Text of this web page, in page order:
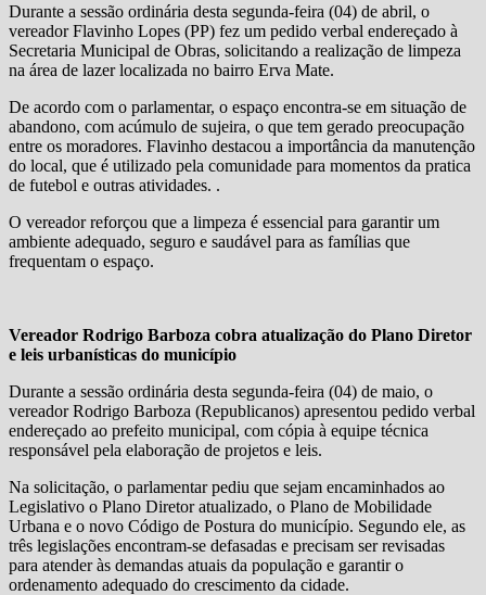
Durante a sessão ordinária desta segunda-feira (04) de abril, o
vereador Flavinho Lopes (PP) fez um pedido verbal endereçado à
Secretaria Municipal de Obras, solicitando a realização de limpeza
na área de lazer localizada no bairro Erva Mate.
De acordo com o parlamentar, o espaço encontra-se em situação de
abandono, com acúmulo de sujeira, o que tem gerado preocupação
entre os moradores. Flavinho destacou a importância da manutenção
do local, que é utilizado pela comunidade para momentos da pratica
de futebol e outras atividades. .
O vereador reforçou que a limpeza é essencial para garantir um
ambiente adequado, seguro e saudável para as famílias que
frequentam o espaço.
Vereador Rodrigo Barboza cobra atualização do Plano Diretor
e leis urbanísticas do município
Durante a sessão ordinária desta segunda-feira (04) de maio, o
vereador Rodrigo Barboza (Republicanos) apresentou pedido verbal
endereçado ao prefeito municipal, com cópia à equipe técnica
responsável pela elaboração de projetos e leis.
Na solicitação, o parlamentar pediu que sejam encaminhados ao
Legislativo o Plano Diretor atualizado, o Plano de Mobilidade
Urbana e o novo Código de Postura do município. Segundo ele, as
três legislações encontram-se defasadas e precisam ser revisadas
para atender às demandas atuais da população e garantir o
ordenamento adequado do crescimento da cidade.